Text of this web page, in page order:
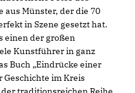
aus Münster, der die 70
in Szene gesetzt hat.
einen der großen
Kunstführer in ganz
Buch „Eindrücke einer
Geschichte im Kreis